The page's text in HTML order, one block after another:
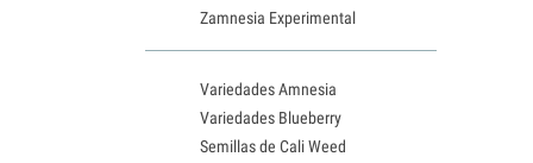
Zamnesia Experimental
Variedades Amnesia
Variedades Blueberry
Semillas de Cali Weed